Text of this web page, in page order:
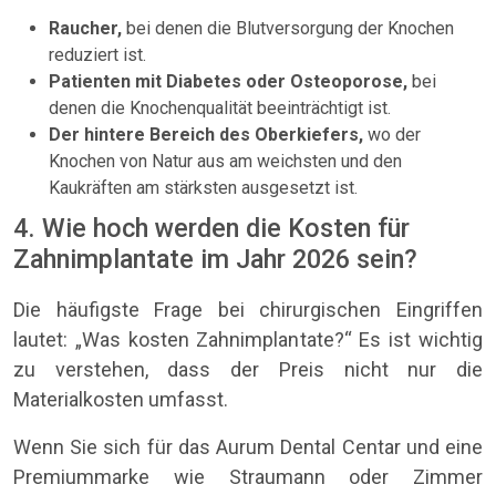
Raucher, bei denen die Blutversorgung der Knochen
reduziert ist.
Patienten mit Diabetes oder Osteoporose, bei
denen die Knochenqualität beeinträchtigt ist.
Der hintere Bereich des Oberkiefers, wo der
Knochen von Natur aus am weichsten und den
Kaukräften am stärksten ausgesetzt ist.
4. Wie hoch werden die Kosten für
Zahnimplantate im Jahr 2026 sein?
Die häufigste Frage bei chirurgischen Eingriffen
lautet: „Was kosten Zahnimplantate?“ Es ist wichtig
zu verstehen, dass der Preis nicht nur die
Materialkosten umfasst.
Wenn Sie sich für das Aurum Dental Centar und eine
Premiummarke wie Straumann oder Zimmer